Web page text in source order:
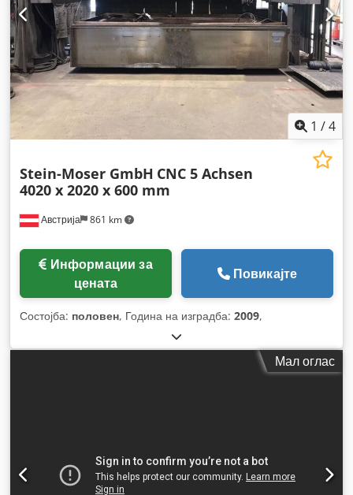
1 /4
Австрија 861 km
Stein-Moser GmbH CNC 5 Achsen
4020 x 2020 x 600 mm
цената
Повикајте
Состојба: половен, Година на изградба: 2009,
Мал оглас